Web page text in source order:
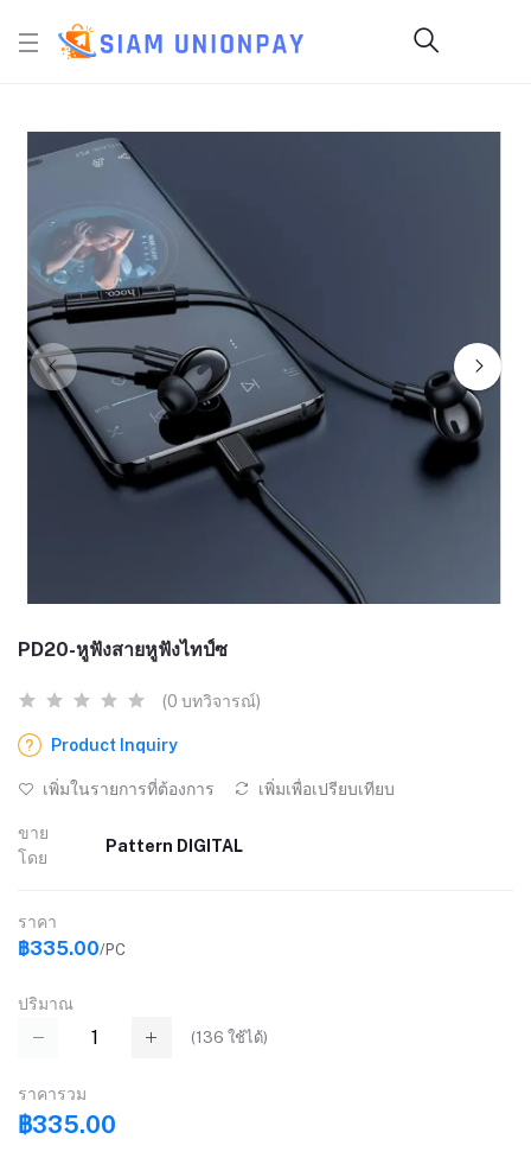
PD20-หูฟังสายหูฟังไทป์ซ
(0 บทวิจารณ์)
Product Inquiry
เพิ่มในรายการที่ต้องการ เพิ่มเพื่อเปรียบเทียบ
ขาย
โดย
Pattern DIGITAL
ราคา
฿335.00/PC
ปริมาณ
(136 ใช้ได้)
ราคารวม
฿335.00